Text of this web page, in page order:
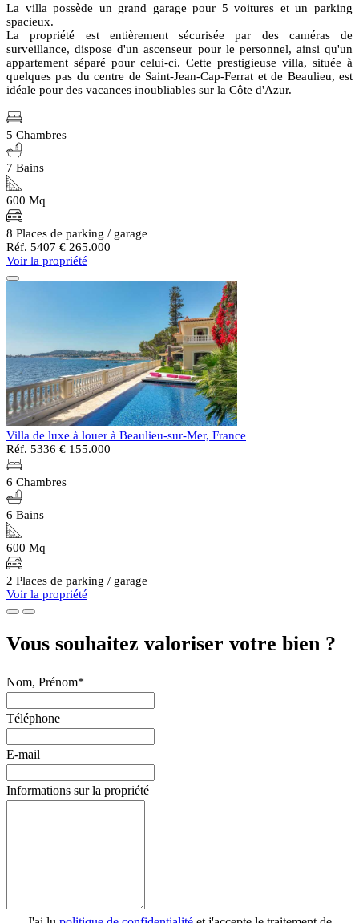
La villa possède un grand garage pour 5 voitures et un parking
spacieux.
La propriété est entièrement sécurisée par des caméras de
surveillance, dispose d'un ascenseur pour le personnel, ainsi qu'un
appartement séparé pour celui-ci. Cette prestigieuse villa, située à
quelques pas du centre de Saint-Jean-Cap-Ferrat et de Beaulieu, est
idéale pour des vacances inoubliables sur la Côte d'Azur.
5 Chambres
7 Bains
600 Mq
8 Places de parking / garage
Réf. 5407 € 265.000
Voir la propriété
Villa de luxe à louer à Beaulieu-sur-Mer, France
Réf. 5336 € 155.000
6 Chambres
6 Bains
600 Mq
2 Places de parking / garage
Voir la propriété
Vous souhaitez valoriser votre bien ?
Nom, Prénom*
Téléphone
E-mail
Informations sur la propriété